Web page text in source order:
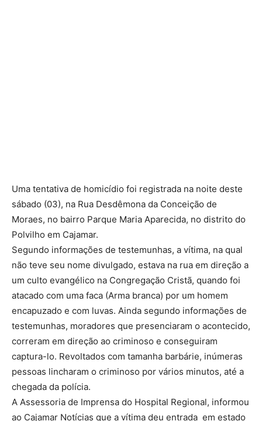
Uma tentativa de homicídio foi registrada na noite deste
sábado (03), na Rua Desdêmona da Conceição de
Moraes, no bairro Parque Maria Aparecida, no distrito do
Polvilho em Cajamar.
Segundo informações de testemunhas, a vítima, na qual
não teve seu nome divulgado, estava na rua em direção a
um culto evangélico na Congregação Cristã, quando foi
atacado com uma faca (Arma branca) por um homem
encapuzado e com luvas. Ainda segundo informações de
testemunhas, moradores que presenciaram o acontecido,
correram em direção ao criminoso e conseguiram
captura-lo. Revoltados com tamanha barbárie, inúmeras
pessoas lincharam o criminoso por vários minutos, até a
chegada da polícia.
A Assessoria de Imprensa do Hospital Regional, informou
ao Cajamar Notícias que a vítima deu entrada em estado